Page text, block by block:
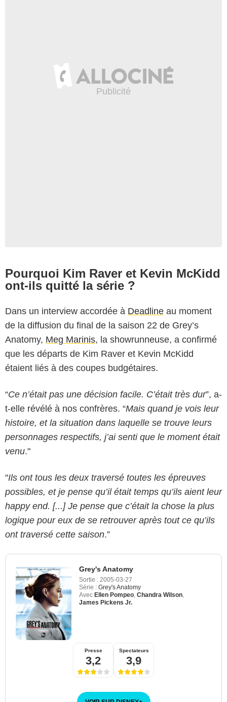
Pourquoi Kim Raver et Kevin McKidd
ont-ils quitté la série ?
Dans un interview accordée à Deadline au moment
de la diffusion du final de la saison 22 de Grey’s
Anatomy, Meg Marinis, la showrunneuse, a confirmé
que les départs de Kim Raver et Kevin McKidd
étaient liés à des coupes budgétaires.
“Ce n’était pas une décision facile. C’était très dur”, a-
t-elle révélé à nos confrères. “Mais quand je vois leur
histoire, et la situation dans laquelle se trouve leurs
personnages respectifs, j’ai senti que le moment était
venu."
"Ils ont tous les deux traversé toutes les épreuves
possibles, et je pense qu’il était temps qu’ils aient leur
happy end. [...] Je pense que c’était la chose la plus
logique pour eux de se retrouver après tout ce qu’ils
ont traversé cette saison.”
Grey's Anatomy
Sortie : 2005-03-27
Série : Grey's Anatomy
Avec Ellen Pompeo Chandra Wilson
James Pickens Jr.
Presse
3,2
Spectateurs
3,9